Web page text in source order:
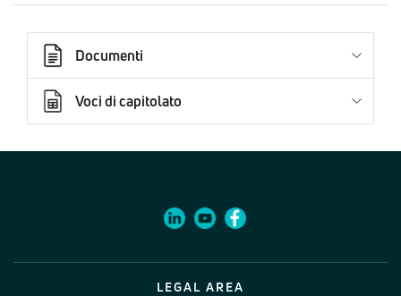
Documenti
Voci di capitolato
LEGAL AREA